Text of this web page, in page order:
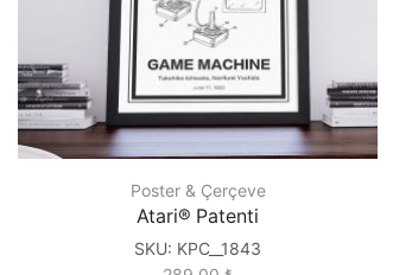
Poster & Çerçeve
Atari® Patenti
SKU: KPC__1843